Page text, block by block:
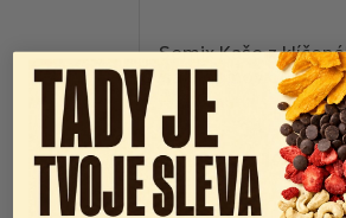
Semix Kaše z
ovsa a quinoy
lepku 65g
Skladem
16 Kč
18 Kč